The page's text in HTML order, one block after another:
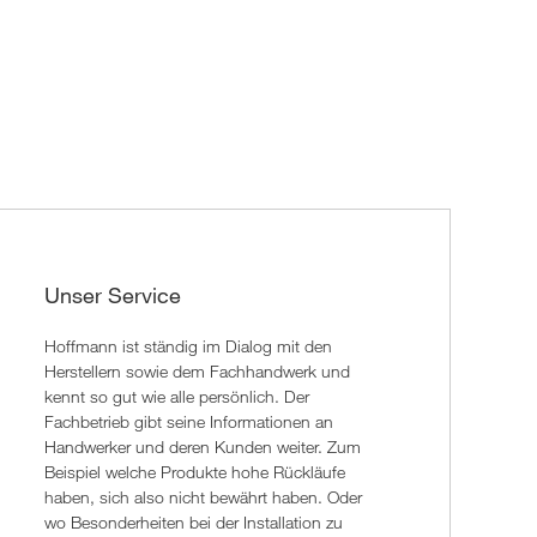
Unser Service
Hoffmann ist ständig im Dialog mit den
Herstellern sowie dem Fachhandwerk und
kennt so gut wie alle persönlich. Der
Fachbetrieb gibt seine Informationen an
Handwerker und deren Kunden weiter. Zum
Beispiel welche Produkte hohe Rückläufe
haben, sich also nicht bewährt haben. Oder
wo Besonderheiten bei der Installation zu